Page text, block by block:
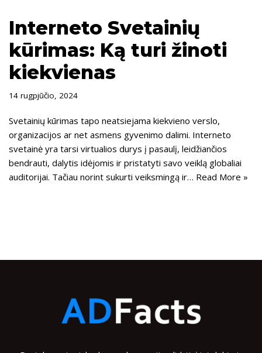
Interneto Svetainių
kūrimas: Ką turi žinoti
kiekvienas
14 rugpjūčio, 2024
Svetainių kūrimas tapo neatsiejama kiekvieno verslo,
organizacijos ar net asmens gyvenimo dalimi. Interneto
svetainė yra tarsi virtualios durys į pasaulį, leidžiančios
bendrauti, dalytis idėjomis ir pristatyti savo veiklą globaliai
auditorijai. Tačiau norint sukurti veiksmingą ir… Read More »